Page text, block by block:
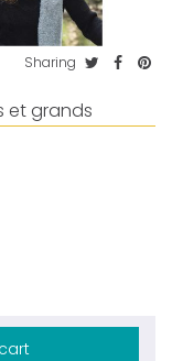
Sharing
et grands